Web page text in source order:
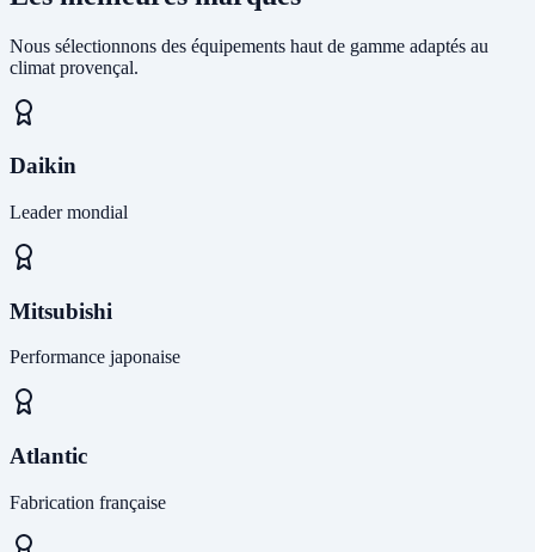
Nous sélectionnons des équipements haut de gamme adaptés au
climat provençal.
Daikin
Leader mondial
Mitsubishi
Performance japonaise
Atlantic
Fabrication française